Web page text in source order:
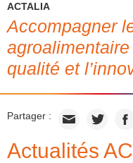
ACTALIA
Accompagner
qualité et
Partager :
Actualités